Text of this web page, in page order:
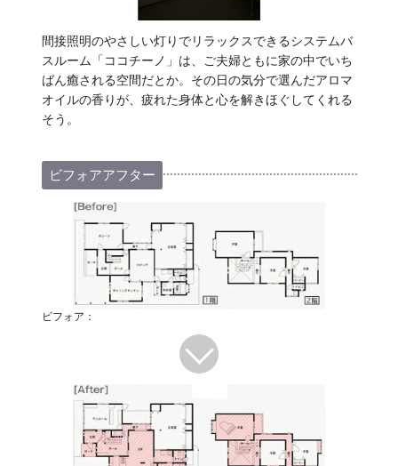
間接照明のやさしい灯りでリラックスできるシステムバ
スルーム「ココチーノ」は、ご夫婦ともに家の中でいち
ばん癒される空間だとか。その日の気分で選んだアロマ
オイルの香りが、疲れた身体と心を解きほぐしてくれる
そう。
ビフォアアフター
ビフォア：